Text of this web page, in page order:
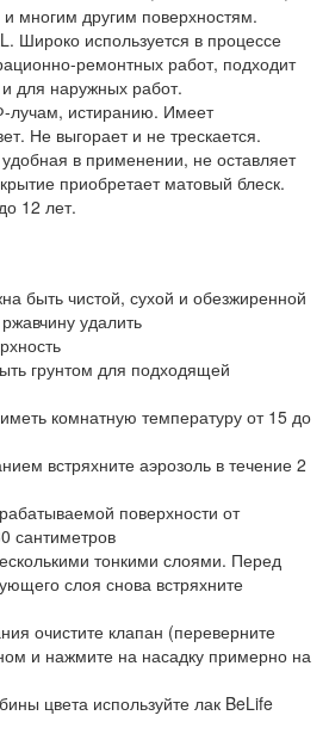
многим другим поверхностям.
Широко используется в процессе
ремонтных работ, подходит
и для наружных работ.
лучам, истиранию. Имеет
Не выгорает и не трескается.
в применении, не оставляет
приобретает матовый блеск.
12 лет.
быть чистой, сухой и обезжиренной
удалить
грунтом для подходящей
комнатную температуру от 15 до
встряхните аэрозоль в течение 2
поверхности от
сантиметров
тонкими слоями. Перед
слоя снова встряхните
очистите клапан (переверните
и нажмите на насадку примерно на
цвета используйте лак BeLife